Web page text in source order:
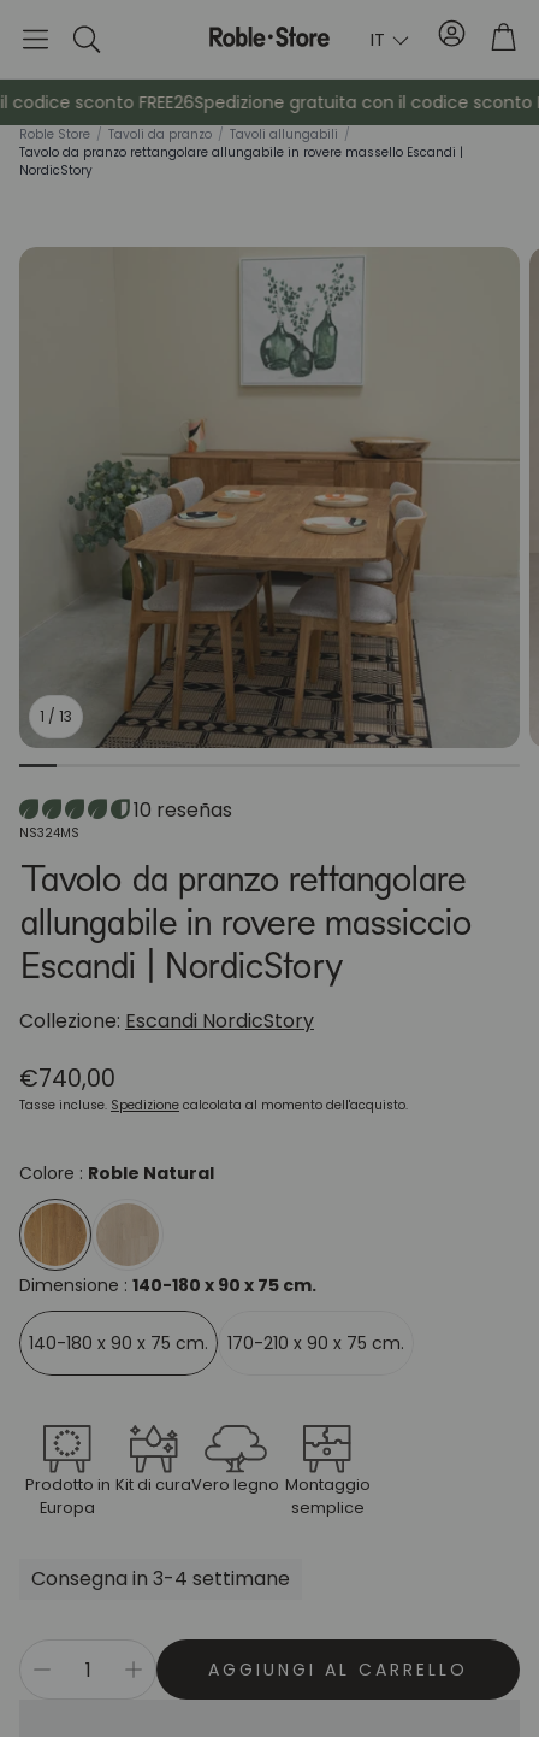
Ricerca IT Conto
Armadietti
Appendiabiti
sconto FREE26Spedizione gratuita con il codice sconto
Roble Store / Tavoli da pranzo / Tavoli allungabili /
Tavolo da pranzo rettangolare allungabile in rovere massello Escandi |
NordicStory
1 / 13
10 reseñas
SKU:
NS324MS
Tavolo da pranzo rettangolare
allungabile in rovere massiccio
Escandi | NordicStory
Collezione: Escandi NordicStory
Prezzo
normale
€740,00
Tasse incluse. Spedizione calcolata al momento dell'acquisto.
Colore : Roble Natural
Dimensione : 140-180 x 90 x 75 cm.
140-180 x 90 x 75 cm. 170-210 x 90 x 75 cm.
Prodotto in
Europa
Kit di curaVero legno Montaggio
semplice
Consegna in 3-4 settimane
AGGIUNGI AL CARRELLO